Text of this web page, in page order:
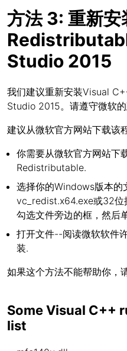
方法 3: 重新
Studio 2015
我们建议重新安装Visual
Studio 2015。请遵守微软
建议从微软官方网站下载该
你需要从微软官方网站
Redistributable.
选择你的Windows版本的
vc_redist.x64.exe或32位
勾选文件旁边的框，然后
打开文件--阅读微软软件
装.
如果这个方法不能帮助你，
Some Visual C++
list